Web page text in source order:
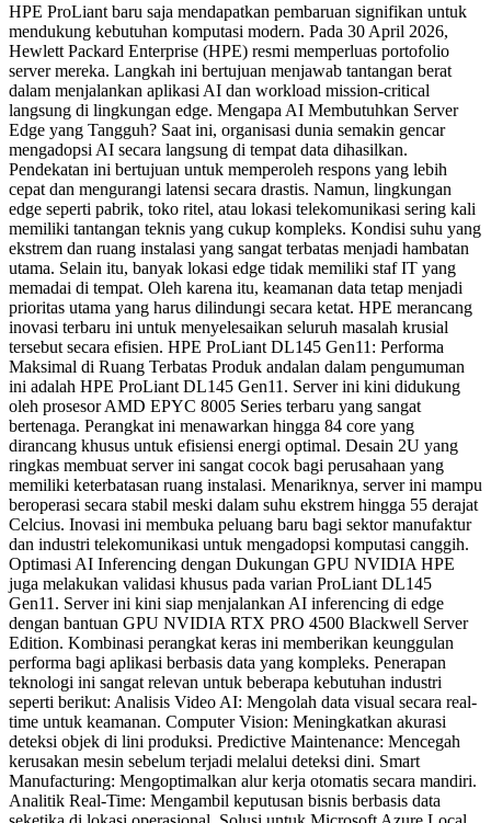
HPE ProLiant baru saja mendapatkan pembaruan signifikan untuk
mendukung kebutuhan komputasi modern. Pada 30 April 2026,
Hewlett Packard Enterprise (HPE) resmi memperluas portofolio
server mereka. Langkah ini bertujuan menjawab tantangan berat
dalam menjalankan aplikasi AI dan workload mission-critical
langsung di lingkungan edge. Mengapa AI Membutuhkan Server
Edge yang Tangguh? Saat ini, organisasi dunia semakin gencar
mengadopsi AI secara langsung di tempat data dihasilkan.
Pendekatan ini bertujuan untuk memperoleh respons yang lebih
cepat dan mengurangi latensi secara drastis. Namun, lingkungan
edge seperti pabrik, toko ritel, atau lokasi telekomunikasi sering kali
memiliki tantangan teknis yang cukup kompleks. Kondisi suhu yang
ekstrem dan ruang instalasi yang sangat terbatas menjadi hambatan
utama. Selain itu, banyak lokasi edge tidak memiliki staf IT yang
memadai di tempat. Oleh karena itu, keamanan data tetap menjadi
prioritas utama yang harus dilindungi secara ketat. HPE merancang
inovasi terbaru ini untuk menyelesaikan seluruh masalah krusial
tersebut secara efisien. HPE ProLiant DL145 Gen11: Performa
Maksimal di Ruang Terbatas Produk andalan dalam pengumuman
ini adalah HPE ProLiant DL145 Gen11. Server ini kini didukung
oleh prosesor AMD EPYC 8005 Series terbaru yang sangat
bertenaga. Perangkat ini menawarkan hingga 84 core yang
dirancang khusus untuk efisiensi energi optimal. Desain 2U yang
ringkas membuat server ini sangat cocok bagi perusahaan yang
memiliki keterbatasan ruang instalasi. Menariknya, server ini mampu
beroperasi secara stabil meski dalam suhu ekstrem hingga 55 derajat
Celcius. Inovasi ini membuka peluang baru bagi sektor manufaktur
dan industri telekomunikasi untuk mengadopsi komputasi canggih.
Optimasi AI Inferencing dengan Dukungan GPU NVIDIA HPE
juga melakukan validasi khusus pada varian ProLiant DL145
Gen11. Server ini kini siap menjalankan AI inferencing di edge
dengan bantuan GPU NVIDIA RTX PRO 4500 Blackwell Server
Edition. Kombinasi perangkat keras ini memberikan keunggulan
performa bagi aplikasi berbasis data yang kompleks. Penerapan
teknologi ini sangat relevan untuk beberapa kebutuhan industri
seperti berikut: Analisis Video AI: Mengolah data visual secara real-
time untuk keamanan. Computer Vision: Meningkatkan akurasi
deteksi objek di lini produksi. Predictive Maintenance: Mencegah
kerusakan mesin sebelum terjadi melalui deteksi dini. Smart
Manufacturing: Mengoptimalkan alur kerja otomatis secara mandiri.
Analitik Real-Time: Mengambil keputusan bisnis berbasis data